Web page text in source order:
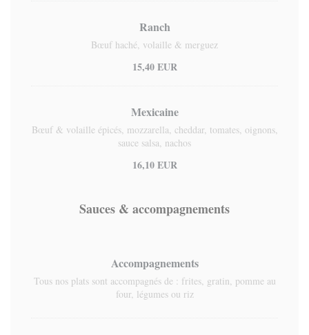
Ranch
Bœuf haché, volaille & merguez
15,40 EUR
Mexicaine
Bœuf & volaille épicés, mozzarella, cheddar, tomates, oignons,
sauce salsa, nachos
16,10 EUR
Sauces & accompagnements
Accompagnements
Tous nos plats sont accompagnés de : frites, gratin, pomme au
four, légumes ou riz